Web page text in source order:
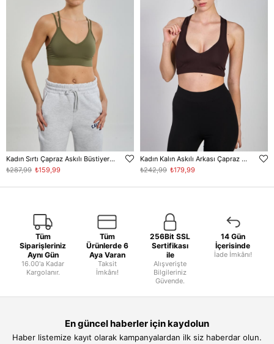
Kadın Sırtı Çapraz Askılı Büstiyer - Haki
₺159,99
₺287,99
Kadın Kalın Askılı Arkası Çapraz Büstiyer - Kahve
₺179,99
₺242,99
Tüm
Siparişleriniz
Aynı Gün
16.00'a Kadar
Kargolanır.
Tüm
Ürünlerde 6
Aya Varan
Taksit
İmkânı!
256Bit SSL
Sertifikası
ile
Alışverişte
Bilgileriniz
Güvende.
14 Gün
İçerisinde
İade İmkânı!
En güncel haberler için kaydolun
Haber listemize kayıt olarak kampanyalardan ilk siz haberdar olun.